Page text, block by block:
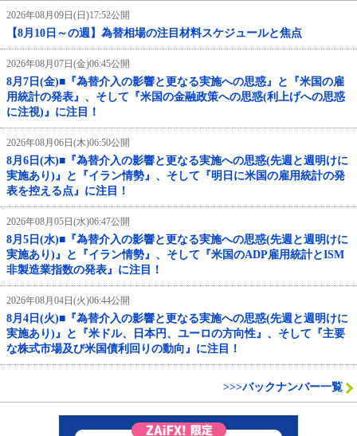
2026年08月09日(日)17:52公開
【8月10日～の週】為替相場の注目材料スケジュールと焦点
2026年08月07日(金)06:45公開
8月7日(金)■『為替介入の影響と更なる実施への思惑』と『米国の雇
用統計の発表』、そして『米国の金融政策への思惑(利上げへの思惑
に注視)』に注目！
2026年08月06日(木)06:50公開
8月6日(木)■『為替介入の影響と更なる実施への思惑(先週と週明けに
実施あり)』と『イラン情勢』、そして『明日に米国の雇用統計の発
表を控える点』に注目！
2026年08月05日(水)06:47公開
8月5日(水)■『為替介入の影響と更なる実施への思惑(先週と週明けに
実施あり)』と『イラン情勢』、そして『米国のADP雇用統計とISM
非製造業指数の発表』に注目！
2026年08月04日(火)06:44公開
8月4日(火)■『為替介入の影響と更なる実施への思惑(先週と週明けに
実施あり)』と『米ドル、日本円、ユーロの方向性』、そして『主要
な株式市場及び米国債利回りの動向』に注目！
>>>バックナンバー一覧